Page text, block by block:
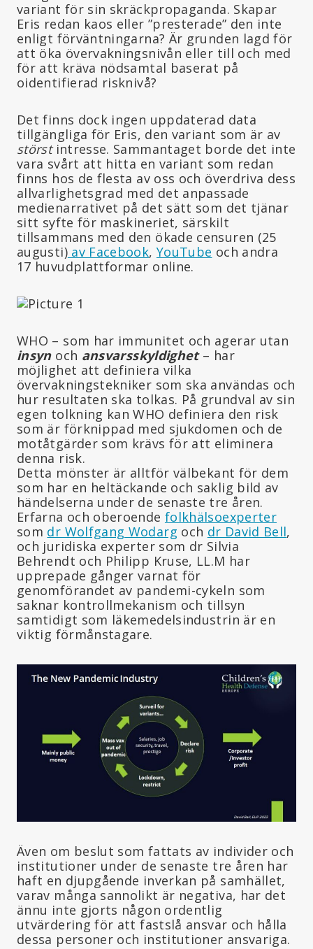
variant för sin skräckpropaganda. Skapar
Eris redan kaos eller ”presterade” den inte
enligt förväntningarna? Är grunden lagd för
att öka övervakningsnivån eller till och med
för att kräva nödsamtal baserat på
oidentifierad risknivå?
Det finns dock ingen uppdaterad data
tillgängliga för Eris, den variant som är av
störstintresse. Sammantaget borde det inte
vara svårt att hitta en variant som redan
finns hos de flesta av oss och överdriva dess
allvarlighetsgrad med det anpassade
medienarrativet på det sätt som det tjänar
sitt syfte för maskineriet, särskilt
tillsammans med den ökade censuren (25
augusti)av Facebook, YouTube och andra
17 huvudplattformar online.
WHO – som har immunitet och agerar utan
insyn och ansvarsskyldighet – har
möjlighet att definiera vilka
övervakningstekniker som ska användas och
hur resultaten ska tolkas. På grundval av sin
egen tolkning kan WHO definiera den risk
som är förknippad med sjukdomen och de
motåtgärder som krävs för att eliminera
denna risk.
Detta mönster är alltför välbekant för dem
som har en heltäckande och saklig bild av
händelserna under de senaste tre åren.
Erfarna och oberoende folkhälsoexperter
som dr Wolfgang Wodarg och dr David Bell,
och juridiska experter som dr Silvia
Behrendt och Philipp Kruse, LL.M har
upprepade gånger varnat för
genomförandet av pandemi-cykeln som
saknar kontrollmekanism och tillsyn
samtidigt som läkemedelsindustrin är en
viktig förmånstagare.
Även om beslut som fattats av individer och
institutioner under de senaste tre åren har
haft en djupgående inverkan på samhället,
varav många sannolikt är negativa, har det
ännu inte gjorts någon ordentlig
utvärdering för att fastslå ansvar och hålla
dessa personer och institutioner ansvariga.